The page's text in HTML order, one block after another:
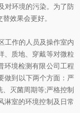
对环境的污染。为了防
效果会更好。
工作的人员及操作室内
、质地、穿戴等对微粒
环境检测有限公司工程
做到以下两个方面：严
灭菌周期等;严格控制
淋室的环境控制及日常